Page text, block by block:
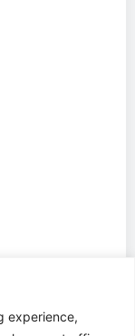
experience,